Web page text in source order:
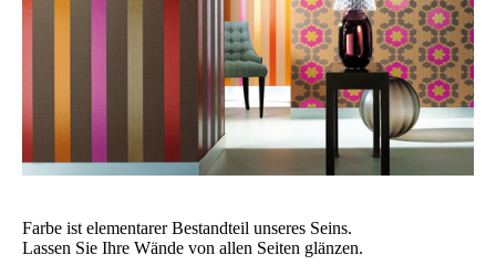
Farbe ist elementarer Bestandteil unseres Seins.
Lassen Sie Ihre Wände von allen Seiten glänzen.